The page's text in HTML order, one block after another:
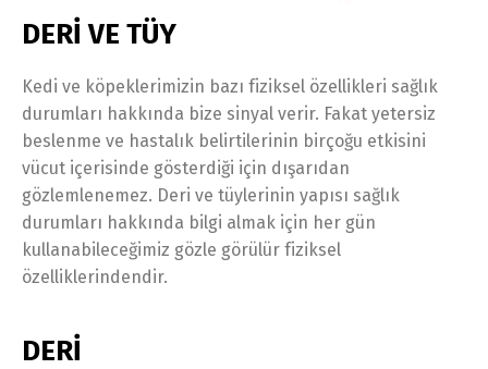
DERİ VE TÜY
Kedi ve köpeklerimizin bazı fiziksel özellikleri sağlık
durumları hakkında bize sinyal verir. Fakat yetersiz
beslenme ve hastalık belirtilerinin birçoğu etkisini
vücut içerisinde gösterdiği için dışarıdan
gözlemlenemez. Deri ve tüylerinin yapısı sağlık
durumları hakkında bilgi almak için her gün
kullanabileceğimiz gözle görülür fiziksel
özelliklerindendir.
DERİ